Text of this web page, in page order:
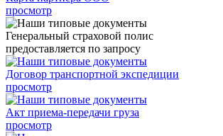
просмотр
Генеральный страховой полис
предоставляется по запросу
Договор транспортной экспедиции
просмотр
Акт приема-передачи груза
просмотр